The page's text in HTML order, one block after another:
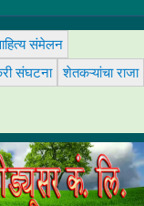
संमेलन
संघटना शेतकऱ्यांचा राजा